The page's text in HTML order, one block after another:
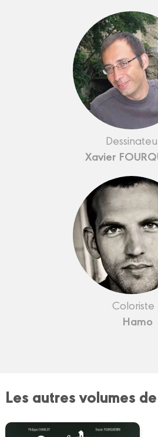
Xavier
Coloriste
Hamo
Les autres volumes